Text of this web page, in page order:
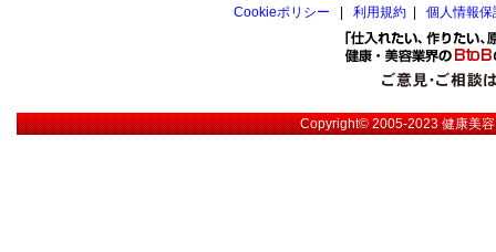
Cookieポリシー
利用規約 個人情報
Copyright© 2005-2023健康美